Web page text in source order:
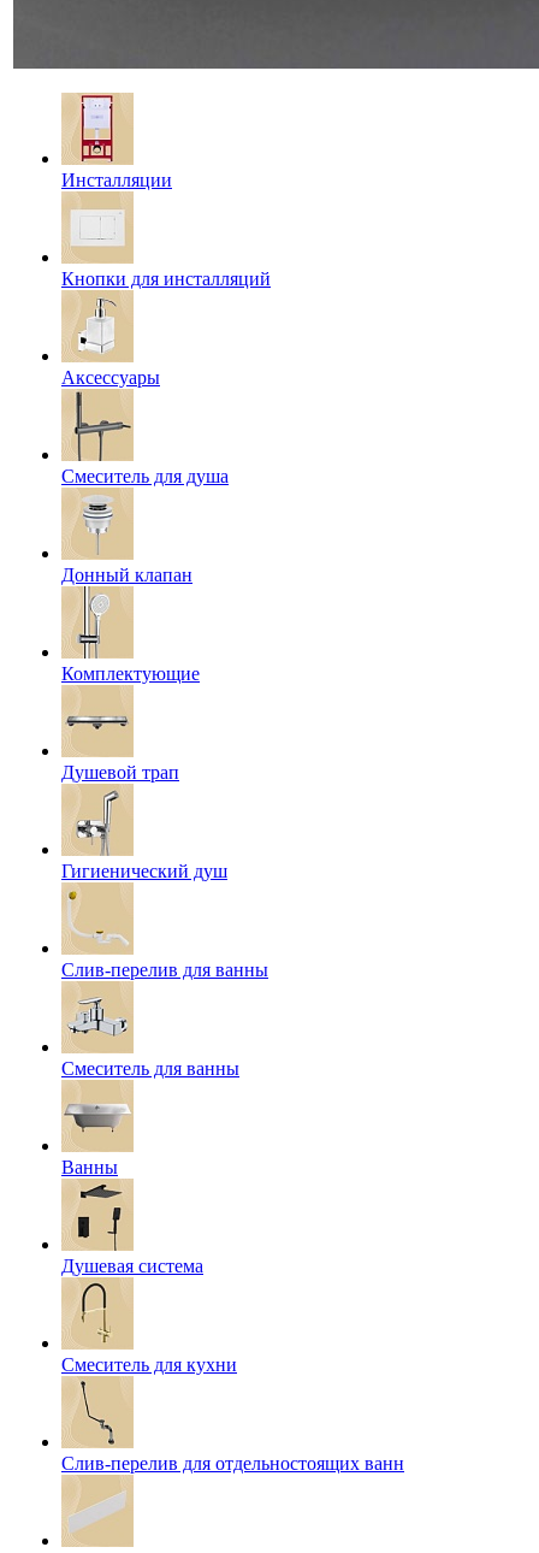
Инсталляции
Кнопки для инсталляций
Аксессуары
Смеситель для душа
Донный клапан
Комплектующие
Душевой трап
Гигиенический душ
Слив-перелив для ванны
Смеситель для ванны
Ванны
Душевая система
Смеситель для кухни
Слив-перелив для отдельностоящих ванн